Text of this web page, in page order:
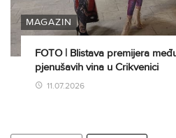
MAGAZIN
FOTO | Blistava premijera
pjenušavih vina u Crikvenici
11.07.2026